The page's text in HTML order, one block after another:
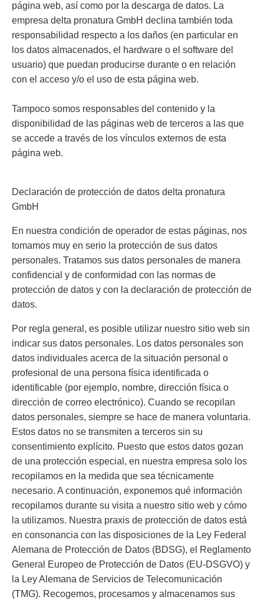
página web, así como por la descarga de datos. La
empresa delta pronatura GmbH declina también toda
responsabilidad respecto a los daños (en particular en
los datos almacenados, el hardware o el software del
usuario) que puedan producirse durante o en relación
con el acceso y/o el uso de esta página web.
Tampoco somos responsables del contenido y la
disponibilidad de las páginas web de terceros a las que
se accede a través de los vínculos externos de esta
página web.
Declaración de protección de datos delta pronatura
GmbH
En nuestra condición de operador de estas páginas, nos
tomamos muy en serio la protección de sus datos
personales. Tratamos sus datos personales de manera
confidencial y de conformidad con las normas de
protección de datos y con la declaración de protección de
datos.
Por regla general, es posible utilizar nuestro sitio web sin
indicar sus datos personales. Los datos personales son
datos individuales acerca de la situación personal o
profesional de una persona física identificada o
identificable (por ejemplo, nombre, dirección física o
dirección de correo electrónico). Cuando se recopilan
datos personales, siempre se hace de manera voluntaria.
Estos datos no se transmiten a terceros sin su
consentimiento explícito. Puesto que estos datos gozan
de una protección especial, en nuestra empresa solo los
recopilamos en la medida que sea técnicamente
necesario. A continuación, exponemos qué información
recopilamos durante su visita a nuestro sitio web y cómo
la utilizamos. Nuestra praxis de protección de datos está
en consonancia con las disposiciones de la Ley Federal
Alemana de Protección de Datos (BDSG), el Reglamento
General Europeo de Protección de Datos (EU-DSGVO) y
la Ley Alemana de Servicios de Telecomunicación
(TMG). Recogemos, procesamos y almacenamos sus